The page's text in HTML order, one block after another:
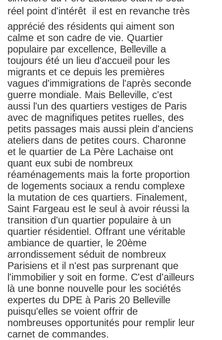
réel point d'intérêt  il est en revanche très
apprécié des résidents qui aiment son
calme et son cadre de vie. Quartier
populaire par excellence, Belleville a
toujours été un lieu d'accueil pour les
migrants et ce depuis les premières
vagues d'immigrations de l'après seconde
guerre mondiale. Mais Belleville, c'est
aussi l'un des quartiers vestiges de Paris
avec de magnifiques petites ruelles, des
petits passages mais aussi plein d'anciens
ateliers dans de petites cours. Charonne
et le quartier de La Père Lachaise ont
quant eux subi de nombreux
réaménagements mais la forte proportion
de logements sociaux a rendu complexe
la mutation de ces quartiers. Finalement,
Saint Fargeau est le seul à avoir réussi la
transition d'un quartier populaire à un
quartier résidentiel. Offrant une véritable
ambiance de quartier, le 20ème
arrondissement séduit de nombreux
Parisiens et il n'est pas surprenant que
l'immobilier y soit en forme. C'est d'ailleurs
là une bonne nouvelle pour les sociétés
expertes du DPE à Paris 20 Belleville
puisqu'elles se voient offrir de
nombreuses opportunités pour remplir leur
carnet de commandes.